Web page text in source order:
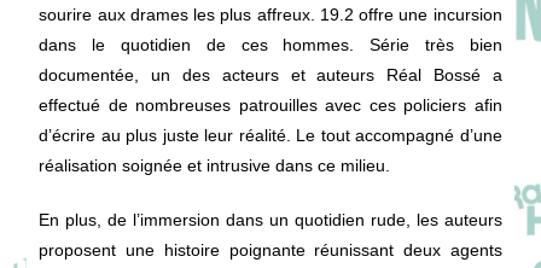
sourire aux drames les plus affreux. 19.2 offre une incursion
dans le quotidien de ces hommes. Série très bien
documentée, un des acteurs et auteurs Réal Bossé a
effectué de nombreuses patrouilles avec ces policiers afin
d’écrire au plus juste leur réalité. Le tout accompagné d’une
réalisation soignée et intrusive dans ce milieu.
En plus, de l’immersion dans un quotidien rude, les auteurs
proposent une histoire poignante réunissant deux agents